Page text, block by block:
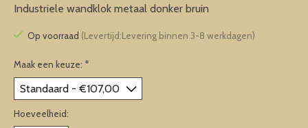
Industriele wandklok metaal donker bruin
Op voorraad (Levertijd:Levering binnen 3-8 werkdagen)
Maak een keuze: *
Hoeveelheid: